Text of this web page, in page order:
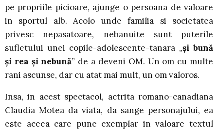
pe propriile picioare, ajunge o persoana de valoare
in sportul alb. Acolo unde familia si societatea
privesc nepasatoare, nebanuite sunt puterile
sufletului unei copile-adolescente-tanara „și bună
și rea și nebună” de a deveni OM. Un om cu multe
rani ascunse, dar cu atat mai mult, un om valoros.
Insa, in acest spectacol, actrita romano-canadiana
Claudia Motea da viata, da sange personajului, ea
este aceea care pune exemplar in valoare textul